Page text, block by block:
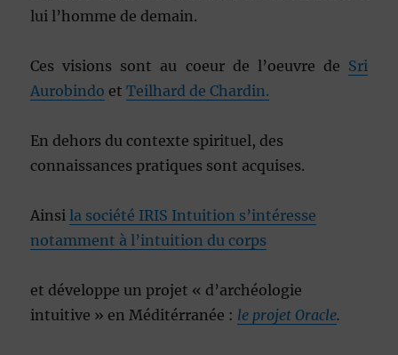
lui l’homme de demain.
Ces visions sont au coeur de l’oeuvre de Sri
Aurobindo etTeilhard de Chardin.
En dehors du contexte spirituel, des
connaissances pratiques sont acquises.
Ainsila société IRIS Intuition s’intéresse
notamment à l’intuition du corps
et développe un projet « d’archéologie
intuitive » en Méditérranée : le projet Oracle.